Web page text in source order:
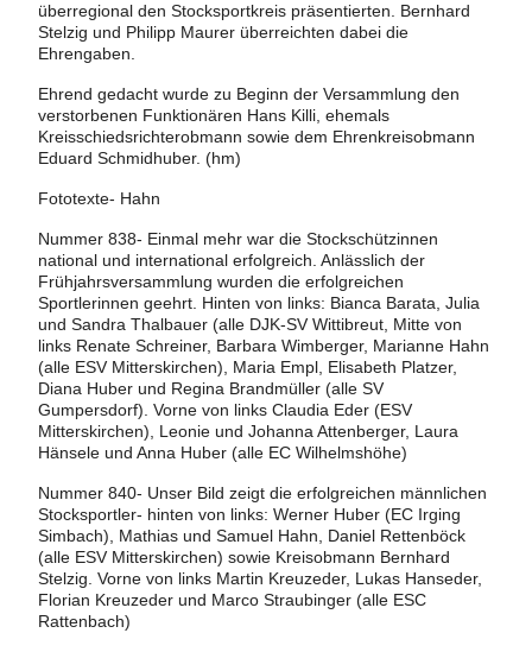
überregional den Stocksportkreis präsentierten. Bernhard
Stelzig und Philipp Maurer überreichten dabei die
Ehrengaben.
Ehrend gedacht wurde zu Beginn der Versammlung den
verstorbenen Funktionären Hans Killi, ehemals
Kreisschiedsrichterobmann sowie dem Ehrenkreisobmann
Eduard Schmidhuber. (hm)
Fototexte- Hahn
Nummer 838- Einmal mehr war die Stockschützinnen
national und international erfolgreich. Anlässlich der
Frühjahrsversammlung wurden die erfolgreichen
Sportlerinnen geehrt. Hinten von links: Bianca Barata, Julia
und Sandra Thalbauer (alle DJK-SV Wittibreut, Mitte von
links Renate Schreiner, Barbara Wimberger, Marianne Hahn
(alle ESV Mitterskirchen), Maria Empl, Elisabeth Platzer,
Diana Huber und Regina Brandmüller (alle SV
Gumpersdorf). Vorne von links Claudia Eder (ESV
Mitterskirchen), Leonie und Johanna Attenberger, Laura
Hänsele und Anna Huber (alle EC Wilhelmshöhe)
Nummer 840- Unser Bild zeigt die erfolgreichen männlichen
Stocksportler- hinten von links: Werner Huber (EC Irging
Simbach), Mathias und Samuel Hahn, Daniel Rettenböck
(alle ESV Mitterskirchen) sowie Kreisobmann Bernhard
Stelzig. Vorne von links Martin Kreuzeder, Lukas Hanseder,
Florian Kreuzeder und Marco Straubinger (alle ESC
Rattenbach)